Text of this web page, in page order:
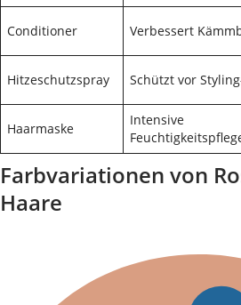
Conditioner Verbessert
Hitzeschutzspray Schützt vor
Haarmaske
Intensive
Farbvariationen von
Haare